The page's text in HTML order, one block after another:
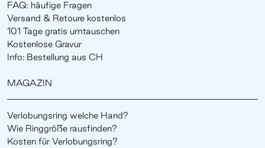
FAQ: häufige Fragen
Versand & Retoure kostenlos
101 Tage gratis umtauschen
Kostenlose Gravur
Info: Bestellung aus CH
MAGAZIN
Verlobungsring welche Hand?
Wie Ringgröße rausfinden?
Kosten für Verlobungsring?